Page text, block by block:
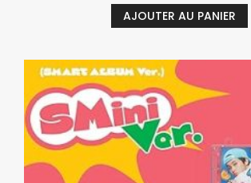
AJOUTER AU PANIER